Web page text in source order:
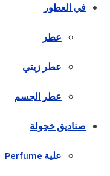
في العطور
عطر
عطر زيتي
عطر الجسم
صناديق خجولة
علية Perfume